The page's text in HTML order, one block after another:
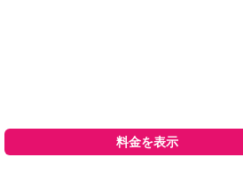
料金を表示